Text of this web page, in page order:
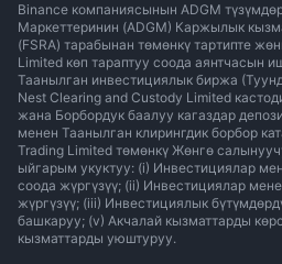
Binance компаниясынын ADGM
Маркеттеринин (ADGM) Каржылык
(FSRA) тарабынан төмөнкү тартипте
Limited көп тараптуу соода аянтчасын
Таанылган инвестициялык биржа
Nest Clearing and Custody Limited
жана Борбордук баалуу кагаздар
менен Таанылган клирингдик борбор
Trading Limited төмөнкү Жөнгө
ыйгарым укуктуу: (i) Инвестициялар
соода жүргүзүү; (ii) Инвестициялар
жүргүзүү; (iii) Инвестициялык
башкаруу; (v) Акчалай кызматтарды
кызматтарды уюштуруу.